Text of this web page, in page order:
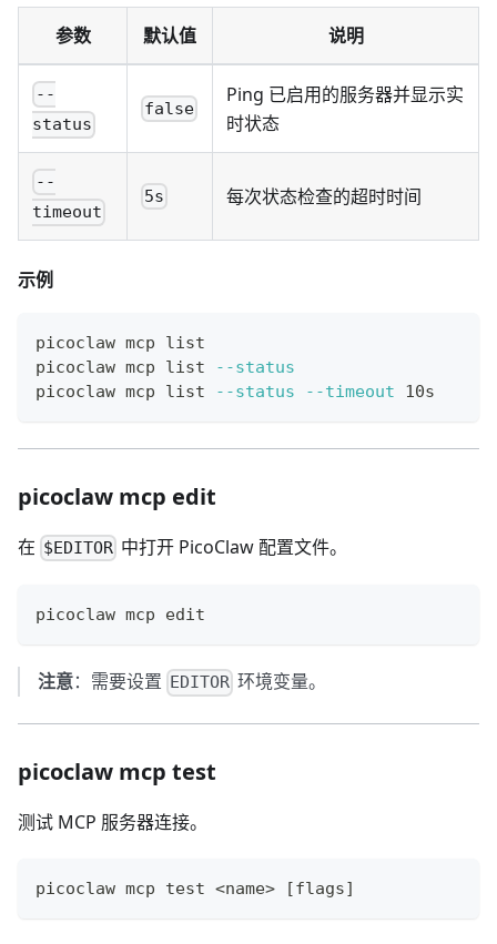
参数 默认值 说明
--
status
false
Ping 已启用的服务器并显示实
时状态
--
timeout
5s 每次状态检查的超时时间
示例
picoclaw mcp list
picoclaw mcp list
--status
picoclaw mcp list
--status --timeout 10s
picoclaw mcp edit
在 $EDITOR 中打开 PicoClaw 配置文件。
picoclaw mcp edit
注意：需要设置 EDITOR 环境变量。
picoclaw mcp test
测试 MCP 服务器连接。
picoclaw mcp test <name> [flags]